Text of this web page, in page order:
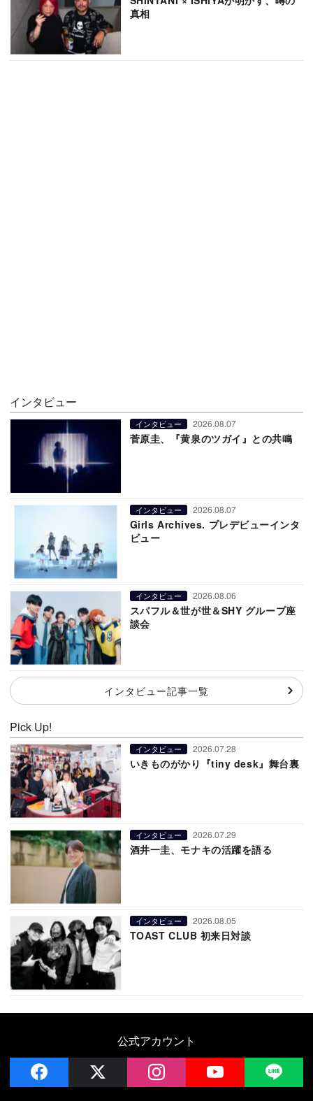
真相
インタビュー
インタビュー 2026.08.07
菅原圭、『黄泉のツガイ』との共鳴
インタビュー 2026.08.07
Girls Archives. プレデビューインタ
ビュー
インタビュー 2026.08.06
スパフル＆世が世＆SHY グループ座
談会
インタビュー記事一覧
Pick Up!
インタビュー 2026.07.28
いきものがかり『tiny desk』舞台裏
インタビュー 2026.07.29
酒井一圭、モナキの活躍を語る
インタビュー 2026.08.05
TOAST CLUB 初来日対談
公式アカウント
facebook instagram YouTube